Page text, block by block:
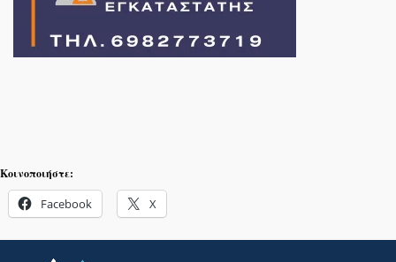
Κοινοποιήστε:
Facebook X